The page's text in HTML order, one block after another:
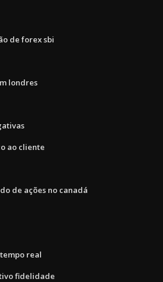
de forex sbi
londres
ao cliente
de ações no canadá
real
fidelidade